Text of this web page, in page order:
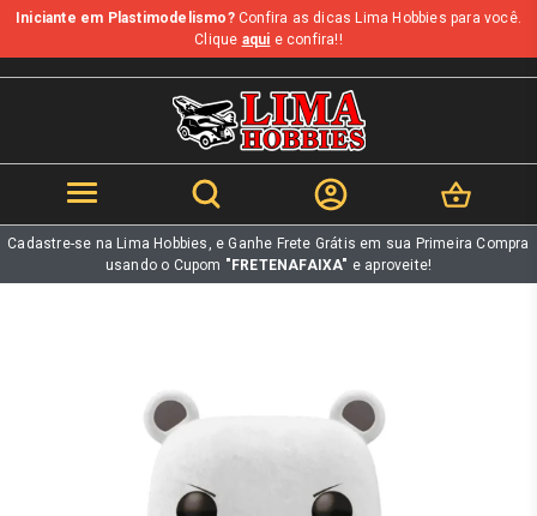
b
Iniciante em Plastimodelismo?Confira as dicas Lima Hobbies para você.
Clique aqui e confira!!
Cadastre-se na Lima Hobbies, e Ganhe Frete Grátis em sua Primeira Compra
usando o Cupom "FRETENAFAIXA" e aproveite!